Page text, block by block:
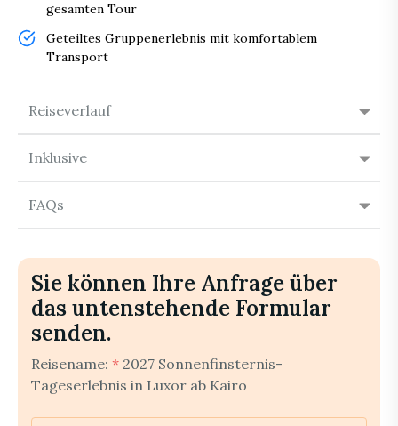
Reiseverlauf
Inklusive
FAQs
gesamten Tour
Geteiltes Gruppenerlebnis mit komfortablem
Transport
Sie können Ihre Anfrage über
das untenstehende Formular
senden.
Reisename: * 2027 Sonnenfinsternis-
Tageserlebnis in Luxor ab Kairo